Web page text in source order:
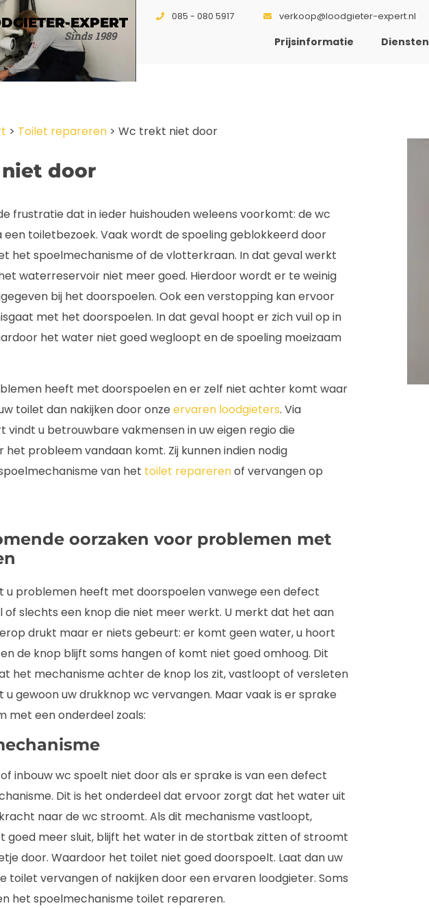
EXPERT
Sinds 1989
085 - 080 5917 verkoop@loodgieter-expert.nl
Prijsinformatie Diensten
> Toilet repareren > Wc trekt niet door
door
frustratie dat in ieder huishouden weleens voorkomt: de wc
toiletbezoek. Vaak wordt de spoeling geblokkeerd door
het spoelmechanisme of de vlotterkraan. In dat geval werkt
waterreservoir niet meer goed. Hierdoor wordt er te weinig
bij het doorspoelen. Ook een verstopping kan ervoor
met het doorspoelen. In dat geval hoopt er zich vuil op in
het water niet goed wegloopt en de spoeling moeizaam
heeft met doorspoelen en er zelf niet achter komt waar
toilet dan nakijken door onze ervaren loodgieters. Via
vindt u betrouwbare vakmensen in uw eigen regio die
probleem vandaan komt. Zij kunnen indien nodig
van het toilet reparerenof vervangen op
oorzaken voor problemen met
u problemen heeft met doorspoelen vanwege een defect
of slechts een knop die niet meer werkt. U merkt dat het aan
drukt maar er niets gebeurt: er komt geen water, u hoort
de knop blijft soms hangen of komt niet goed omhoog. Dit
het mechanisme achter de knop los zit, vastloopt of versleten
u gewoon uw drukknop wc vervangen. Maar vaak is er sprake
met een onderdeel zoals:
inbouw wc spoelt niet door als er sprake is van een defect
Dit is het onderdeel dat ervoor zorgt dat het water uit
naar de wc stroomt. Als dit mechanisme vastloopt,
goed meer sluit, blijft het water in de stortbak zitten of stroomt
door. Waardoor het toilet niet goed doorspoelt. Laat dan uw
toilet vervangen of nakijken door een ervaren loodgieter. Soms
het spoelmechanisme toilet repareren.